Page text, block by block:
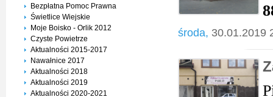
Bezpłatna Pomoc Prawna
Świetlice Wiejskie
Moje Boisko - Orlik 2012
Czyste Powietrze
Aktualności 2015-2017
Nawałnice 2017
Aktualności 2018
Aktualności 2019
Aktualności 2020-2021
środa, 30.01.2019